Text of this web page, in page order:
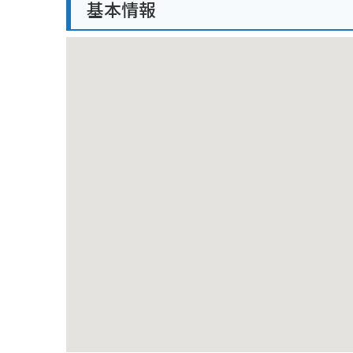
が強い場合があるので注意が必要です。また、神社周
基本情報